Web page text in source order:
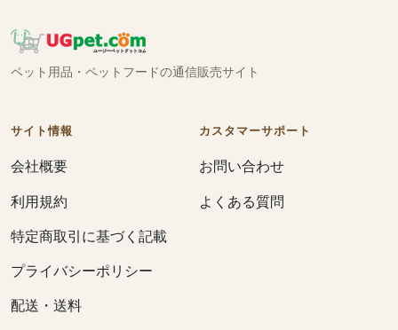
ペット用品・ペットフードの通信販売サイト
サイト情報
会社概要
利用規約
特定商取引に基づく記載
プライバシーポリシー
配送・送料
カスタマーサポート
お問い合わせ
よくある質問